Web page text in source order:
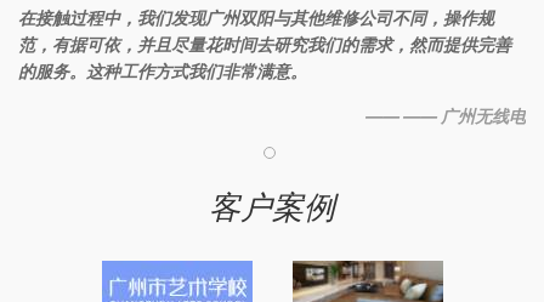
在接触过程中，我们发现广州双阳与其他维修公司不同，操作规
范，有据可依，并且尽量花时间去研究我们的需求，然而提供完善
的服务。这种工作方式我们非常满意。
—— —— 广州无线电
客户案例